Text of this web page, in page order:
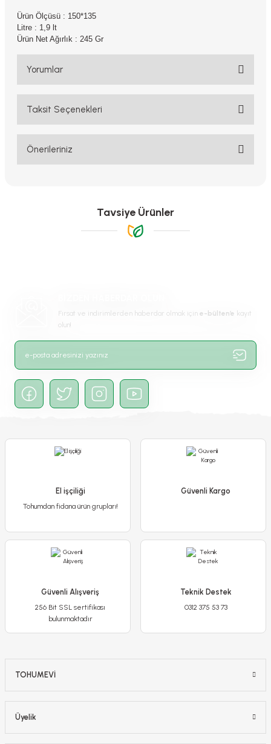
Ürün Ölçüsü : 150*135
Litre : 1,9 lt
Ürün Net Ağırlık : 245 Gr
Yorumlar
Bu ürüne ilk yorumu siz yapın!
Taksit Seçenekleri
Önerileriniz
Görüş ve önerileriniz için teşekkür ederiz.
Ürün resmi kalitesiz, bozuk veya görüntülenemiyor.
Gönder
Tavsiye Ürünler
Poliwork Akasya Tekli Kolay Askı Pembe Saksı - 1,50 L
79,90 TL
Poliwork Akasya Tekli Kolay Askı Mor Saksı - 1,50 L
Fırsat ve indirimlerden haberdar olmak için e-bülten’e kayıt
olun!
El işçiliği
Tohumdan fidana ürün grupları!
Güvenli Kargo
Güvenli Alışveriş
256 Bit SSL sertifikası
bulunmaktadır
Teknik Destek
0312 375 53 73
TOHUMEVİ
Üyelik